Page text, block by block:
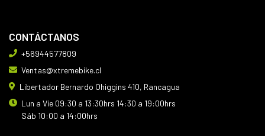
CONTÁCTANOS
+56944577809
Ventas@xtremebike.cl
Libertador Bernardo Ohiggins 410, Rancagua
Lun a Vie 09:30 a 13:30hrs 14:30 a 19:00hrs
Sáb 10:00 a 14:00hrs